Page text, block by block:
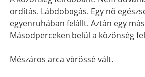
ordítás. Lábdobogás. Egy nő
egyenruhában felállt. Aztán egy
Másodperceken belül a közönség
Mészáros arca vörössé vált.